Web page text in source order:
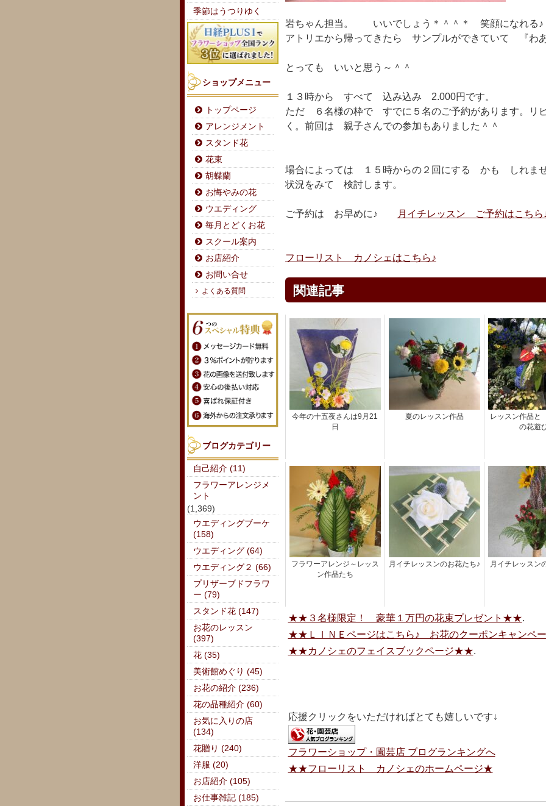
岩ちゃん担当。 いいでしょう＊＾＾＊ 笑顔になれる♪
アトリエから帰ってきたら サンプルができていて 『わあ
とっても いいと思う～＾＾
１３時から すべて 込み込み 2.000円です。
ただ ６名様の枠で すでに５名のご予約があります。リ
く。前回は 親子さんでの参加もありました＾＾
場合によっては １５時からの２回にする かも しれませ
状況をみて 検討します。
ご予約は お早めに♪ 月イチレッスン ご予約はこちら
フローリスト カノシェはこちら♪
関連記事
今年の十五夜さんは9月21
日
夏のレッスン作品
レッスン作品
の花遊
フラワーアレンジ～レッス
ン作品たち
月イチレッスンのお花たち♪ 月イチレッスン
★★３名様限定！ 豪華１万円の花束プレゼント★★.
★★ＬＩＮＥページはこちら♪ お花のクーポンキャンペ
★★カノシェのフェイスブックページ★★.
応援クリックをいただければとても嬉しいです↓
フラワーショップ・園芸店 ブログランキングへ
★★フローリスト カノシェのホームページ★
季節はうつりゆく
ショップメニュー
トップページ
アレンジメント
スタンド花
花束
胡蝶蘭
お悔やみの花
ウエディング
毎月とどくお花
スクール案内
お店紹介
お問い合せ
よくある質問
ブログカテゴリー
自己紹介 (11)
フラワーアレンジメ
ント
(1,369)
ウエディングブーケ
(158)
ウエディング (64)
ウエディング２ (66)
プリザーブドフラワ
ー (79)
スタンド花 (147)
お花のレッスン
(397)
花 (35)
美術館めぐり (45)
お花の紹介 (236)
花の品種紹介 (60)
お気に入りの店
(134)
花贈り (240)
洋服 (20)
お店紹介 (105)
お仕事雑記 (185)